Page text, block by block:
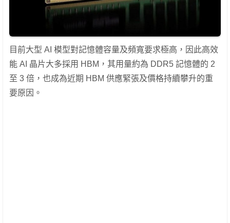
目前大型 AI 模型對記憶體容量及頻寬要求極高，因此高效
能 AI 晶片大多採用 HBM，其用量約為 DDR5 記憶體的 2
至 3 倍，也成為近期 HBM 供應緊張及價格持續攀升的重
要原因。